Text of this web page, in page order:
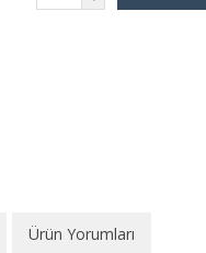
Ürün Yorumları